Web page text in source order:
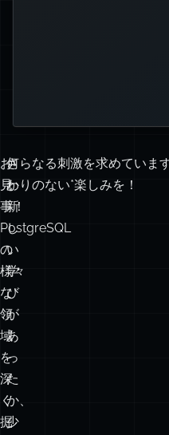
お
見
事！
PostgreSQL
の
様々
な
領
域
を
深
く
掘
何
か
新
し
い
学
び
が
あ
っ
た
か、
少
さらなる刺激を求めていま
わりのない*楽しみを！